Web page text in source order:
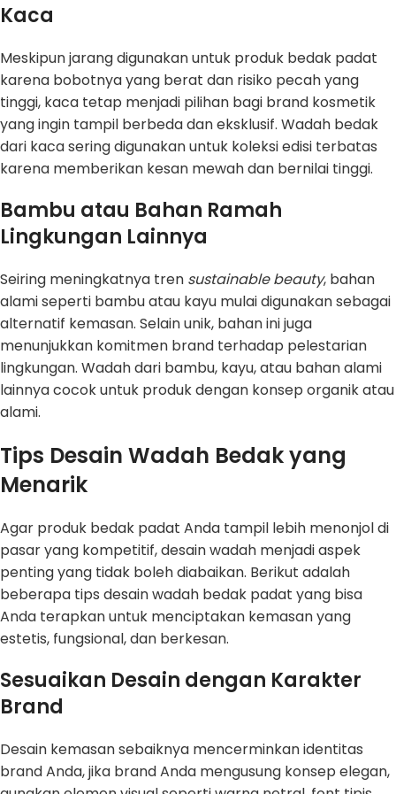
Kaca
Meskipun jarang digunakan untuk produk bedak padat
karena bobotnya yang berat dan risiko pecah yang
tinggi, kaca tetap menjadi pilihan bagi brand kosmetik
yang ingin tampil berbeda dan eksklusif. Wadah bedak
dari kaca sering digunakan untuk koleksi edisi terbatas
karena memberikan kesan mewah dan bernilai tinggi.
Bambu atau Bahan Ramah
Lingkungan Lainnya
Seiring meningkatnya tren sustainable beauty, bahan
alami seperti bambu atau kayu mulai digunakan sebagai
alternatif kemasan. Selain unik, bahan ini juga
menunjukkan komitmen brand terhadap pelestarian
lingkungan. Wadah dari bambu, kayu, atau bahan alami
lainnya cocok untuk produk dengan konsep organik atau
alami.
Tips Desain Wadah Bedak yang
Menarik
Agar produk bedak padat Anda tampil lebih menonjol di
pasar yang kompetitif, desain wadah menjadi aspek
penting yang tidak boleh diabaikan. Berikut adalah
beberapa tips desain wadah bedak padat yang bisa
Anda terapkan untuk menciptakan kemasan yang
estetis, fungsional, dan berkesan.
Sesuaikan Desain dengan Karakter
Brand
Desain kemasan sebaiknya mencerminkan identitas
brand Anda, jika brand Anda mengusung konsep elegan,